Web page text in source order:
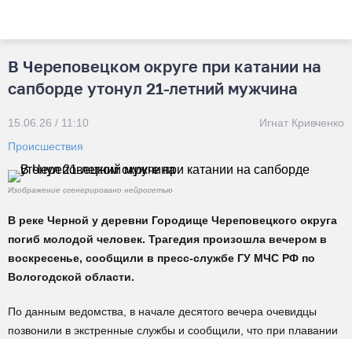
В Череповецком округе при катании на
сапборде утонул 21-летний мужчина
15.06.26 / 11:10
Игнат Кривченко
Происшествия
Изображение сгенерировано нейросетью
В реке Черной у деревни Городище Череповецкого округа
погиб молодой человек. Трагедия произошла вечером в
воскресенье, сообщили в пресс-службе ГУ МЧС РФ по
Вологодской области.
По данным ведомства, в начале десятого вечера очевидцы
позвонили в экстренные службы и сообщили, что при плавании